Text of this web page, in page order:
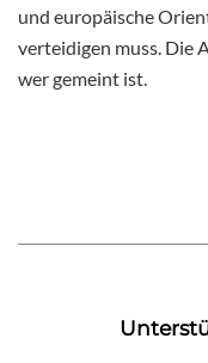
und europäische
verteidigen muss. Die
wer gemeint ist.